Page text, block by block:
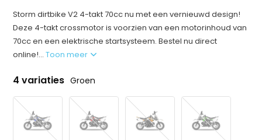
Storm dirtbike V2 4-takt 70cc nu met een vernieuwd design!
Deze 4-takt crossmotor is voorzien van een motorinhoud van
70cc en een elektrische startsysteem. Bestel nu direct
online!...Toon meer
4 variaties Groen